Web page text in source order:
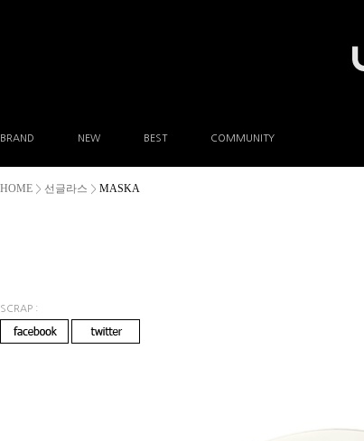
BRAND NEW BEST COMMUNITY
HOME > 선글라스 > MASKA
SCRAP :